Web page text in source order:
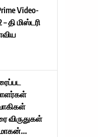
Video-
தி மிஸ்டரி
விருதுகள்